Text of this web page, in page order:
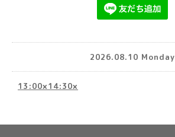
2026.08.10 Monday
13:00×14:30×